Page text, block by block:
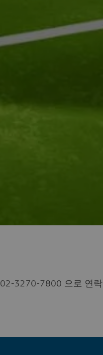
3270-7800 으로 연락